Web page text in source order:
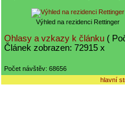
Výhled na rezidenci Rettinger
Ohlasy a vzkazy k článku (
Článek zobrazen: 72915 x
Počet návštěv: 68656
hlavní